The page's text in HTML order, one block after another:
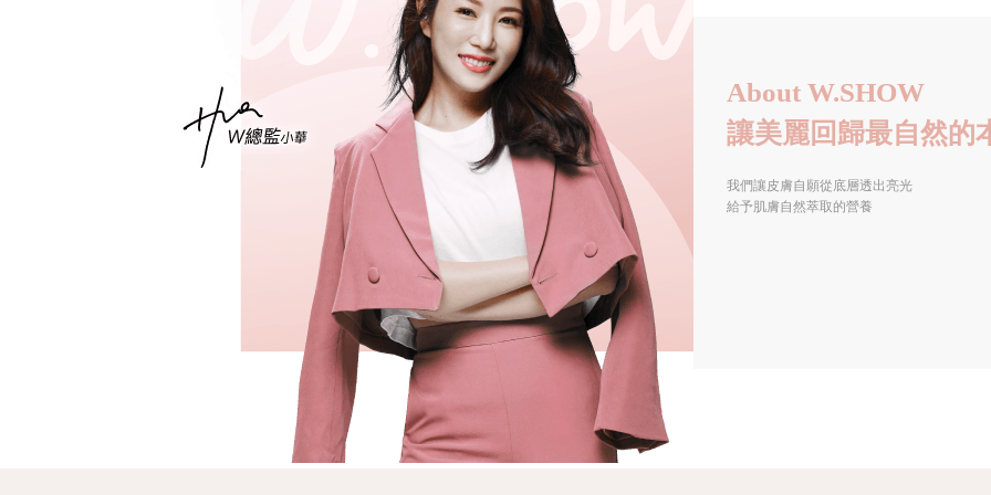
About W.SHOW
讓美麗回歸最自然的
我們讓皮膚自願從底層透出亮光
給予肌膚自然萃取的營養